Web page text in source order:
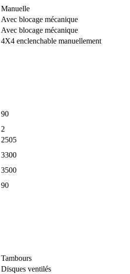
Manuelle
Avec blocage mécanique
Avec blocage mécanique
4X4 enclenchable manuellement
90
2
2505
3300
3500
90
Tambours
Disques ventilés